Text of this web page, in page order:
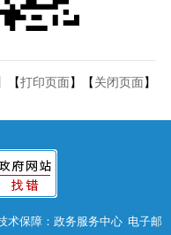
【打印页面 】【 关闭页面 】
术保障：政务服务中心 电子邮